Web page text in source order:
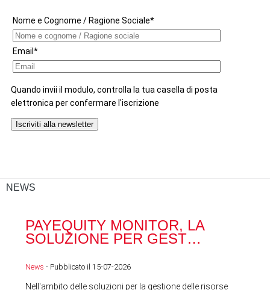
NEWS
PAYEQUITY MONITOR, LA
SOLUZIONE PER GEST…
News - Pubblicato il 15-07-2026
Nell'ambito delle soluzioni per la gestione delle risorse